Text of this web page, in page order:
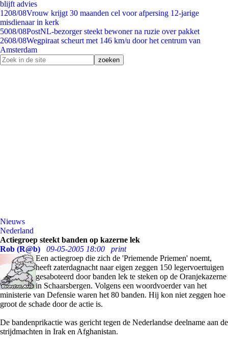
blijft advies
1208/08Vrouw krijgt 30 maanden cel voor afpersing 12-jarige
misdienaar in kerk
5008/08PostNL-bezorger steekt bewoner na ruzie over pakket
2608/08Wegpiraat scheurt met 146 km/u door het centrum van
Amsterdam
Nieuws
Nederland
Actiegroep steekt banden op kazerne lek
Rob (R@b)
09-05-2005 18:00
print
Een actiegroep die zich de 'Priemende Priemen' noemt,
heeft zaterdagnacht naar eigen zeggen 150 legervoertuigen
gesaboteerd door banden lek te steken op de Oranjekazerne
in Schaarsbergen. Volgens een woordvoerder van het
ministerie van Defensie waren het 80 banden. Hij kon niet zeggen hoe
groot de schade door de actie is.
De bandenprikactie was gericht tegen de Nederlandse deelname aan de
strijdmachten in Irak en Afghanistan.